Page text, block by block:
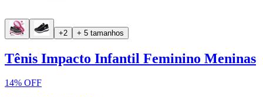
+2 + 5 tamanhos
Tênis Impacto Infantil Feminino Meninas
14% OFF